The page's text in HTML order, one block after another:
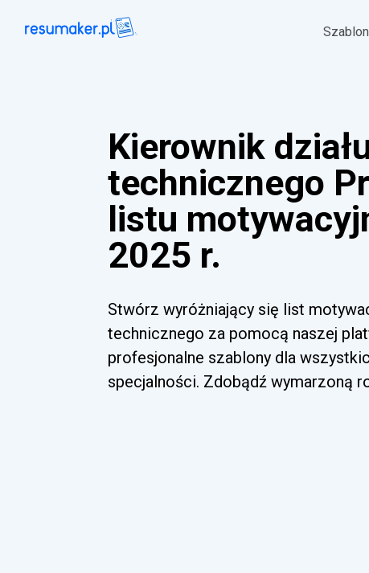
Kierownik
technicznego
listu
2025 r.
Stwórz wyróżniający się list
technicznego za pomocą naszej
profesjonalne szablony dla
specjalności. Zdobądź wymarzoną